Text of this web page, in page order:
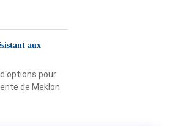
aux
pour
de Meklon